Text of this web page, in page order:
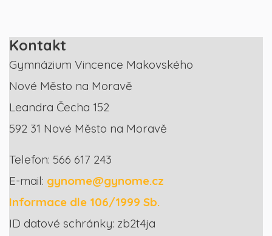
Kontakt
Gymnázium Vincence Makovského
Nové Město na Moravě
Leandra Čecha 152
592 31 Nové Město na Moravě
Telefon: 566 617 243
E-mail: gynome@gynome.cz
Informace dle 106/1999 Sb.
ID datové schránky: zb2t4ja